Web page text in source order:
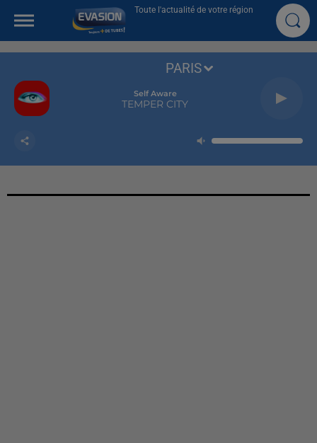
Toute l'actualité de votre région
Self Aware
TEMPER CITY
PARIS